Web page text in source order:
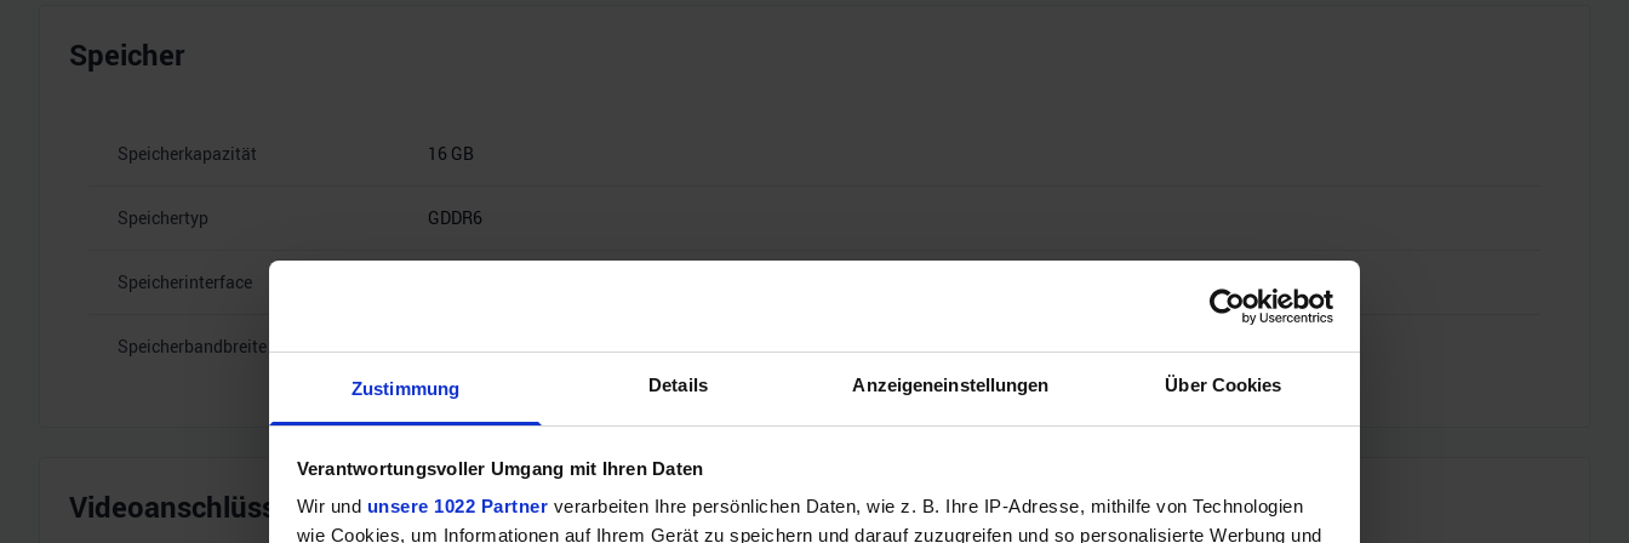
Zustimmung Details Anzeigeneinstellungen Über Cookies
Verantwortungsvoller Umgang mit Ihren Daten
Wir und unsere 1022 Partner verarbeiten Ihre persönlichen Daten, wie z. B. Ihre IP-Adresse, mithilfe von Technologien
wie Cookies, um Informationen auf Ihrem Gerät zu speichern und darauf zuzugreifen und so personalisierte Werbung und
Speicher
Speicherkapazität 16 GB
Speichertyp GDDR6
Speicherinterface
Speicherbandbreite 20 Gbps
Videoanschlüsse